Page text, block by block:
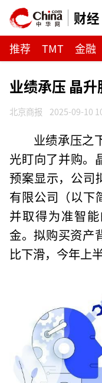
财经
推荐 TMT 金融
业绩承压 晶
北京商报 2025-09-10
业绩承压之
光盯向了并购。
预案显示，公司
有限公司（以
并取得为准智
金。拟购买资产
比下滑，今年上